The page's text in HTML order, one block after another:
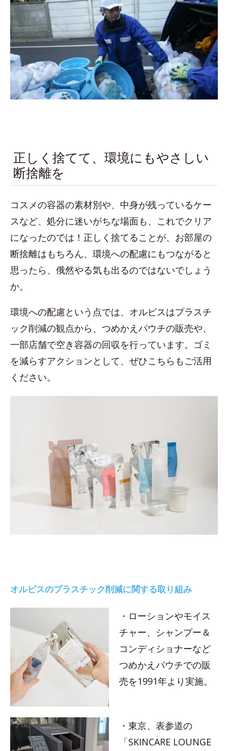
正しく捨てて、環境にもやさしい
断捨離を
コスメの容器の素材別や、中身が残っているケー
スなど、処分に迷いがちな場面も、これでクリア
になったのでは！正しく捨てることが、お部屋の
断捨離はもちろん、環境への配慮にもつながると
思ったら、俄然やる気も出るのではないでしょう
か。
環境への配慮という点では、オルビスはプラスチ
ック削減の観点から、つめかえパウチの販売や、
一部店舗で空き容器の回収を行っています。ゴミ
を減らすアクションとして、ぜひこちらもご活用
ください。
オルビスのプラスチック削減に関する取り組み
・ローションやモイス
チャー、シャンプー＆
コンディショナーなど
つめかえパウチでの販
売を1991年より実施。
・東京、表参道の
「SKINCARE LOUNGE